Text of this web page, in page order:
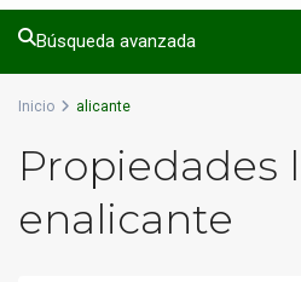
Búsqueda avanzada
Inicio alicante
Propiedades
enalicante